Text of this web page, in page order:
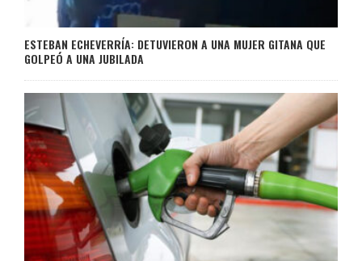
ESTEBAN ECHEVERRÍA: DETUVIERON A UNA MUJER GITANA QUE
GOLPEÓ A UNA JUBILADA